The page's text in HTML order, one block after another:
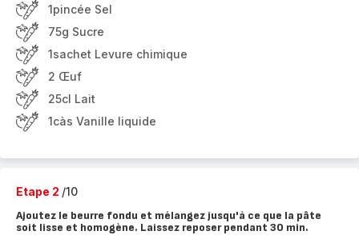
1pincée Sel
75g Sucre
1sachet Levure chimique
2 Œuf
25cl Lait
1càs Vanille liquide
Etape 2 /10
Ajoutez le beurre fondu et mélangez jusqu'à ce que la pâte
soit lisse et homogène. Laissez reposer pendant 30 min.